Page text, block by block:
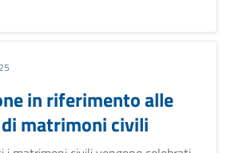
in riferimento alle
matrimoni civili